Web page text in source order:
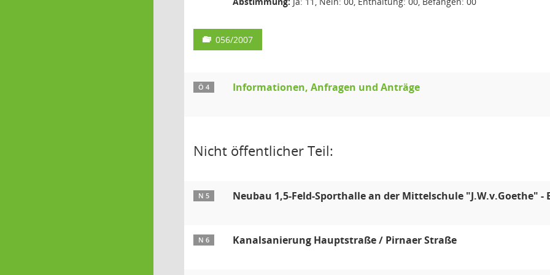
056/2007
Ö 4 Informationen, Anfragen und Anträge
Nicht öffentlicher Teil:
N 5 Neubau 1,5-Feld-Sporthalle an der Mittelschule "J.W.v.Goethe" -
N 6 Kanalsanierung Hauptstraße / Pirnaer Straße